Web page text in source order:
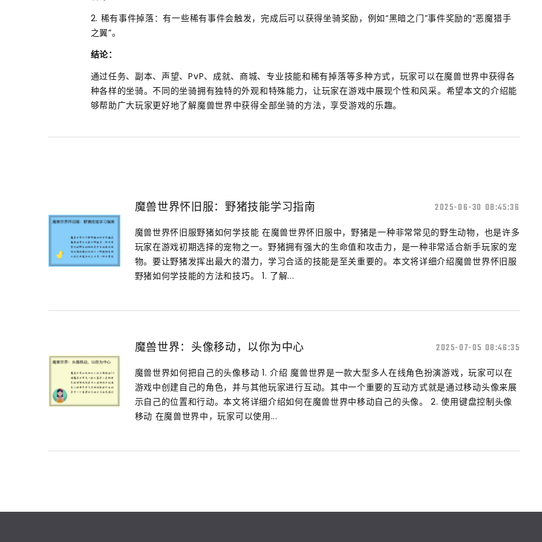
2. 稀有事件掉落：有一些稀有事件会触发，完成后可以获得坐骑奖励，例如“黑暗之门”事件奖励的“恶魔猎手
之翼”。
结论：
通过任务、副本、声望、PvP、成就、商城、专业技能和稀有掉落等多种方式，玩家可以在魔兽世界中获得各
种各样的坐骑。不同的坐骑拥有独特的外观和特殊能力，让玩家在游戏中展现个性和风采。希望本文的介绍能
够帮助广大玩家更好地了解魔兽世界中获得全部坐骑的方法，享受游戏的乐趣。
魔兽世界怀旧服：野猪技能学习指南 2025-06-30 08:45:36
魔兽世界怀旧服野猪如何学技能 在魔兽世界怀旧服中，野猪是一种非常常见的野生动物，也是许多
玩家在游戏初期选择的宠物之一。野猪拥有强大的生命值和攻击力，是一种非常适合新手玩家的宠
物。要让野猪发挥出最大的潜力，学习合适的技能是至关重要的。本文将详细介绍魔兽世界怀旧服
野猪如何学技能的方法和技巧。 1. 了解...
魔兽世界：头像移动，以你为中心 2025-07-05 08:46:35
魔兽世界如何把自己的头像移动 1. 介绍 魔兽世界是一款大型多人在线角色扮演游戏，玩家可以在
游戏中创建自己的角色，并与其他玩家进行互动。其中一个重要的互动方式就是通过移动头像来展
示自己的位置和行动。本文将详细介绍如何在魔兽世界中移动自己的头像。 2. 使用键盘控制头像
移动 在魔兽世界中，玩家可以使用...